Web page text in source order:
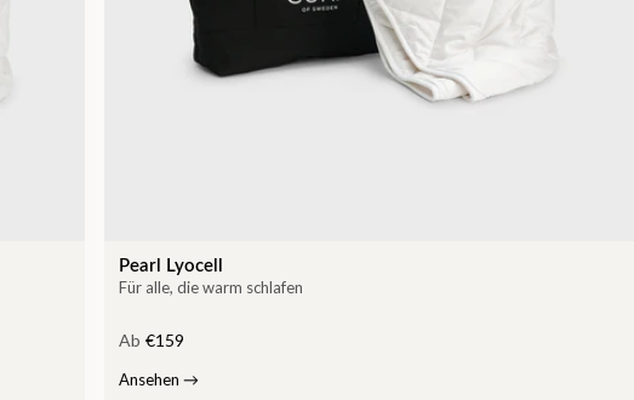
Pearl Lyocell
Für alle, die warm schlafen
Ab €159
Ansehen →